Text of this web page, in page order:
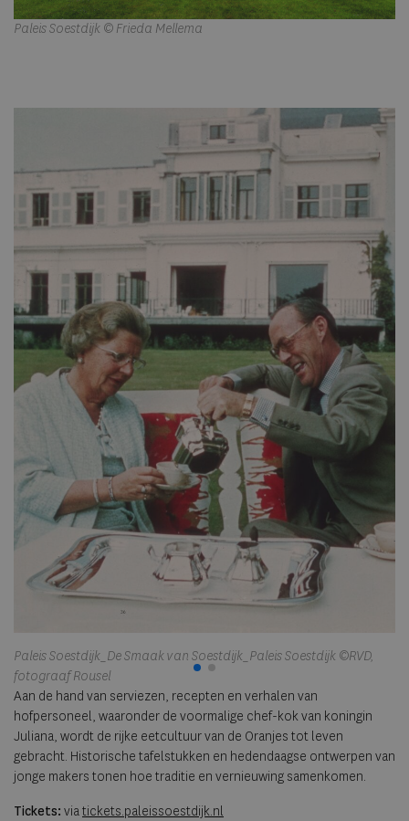
Paleis Soestdijk © Frieda Mellema
Paleis Soestdijk_De Smaak van Soestdijk_Paleis Soestdijk ©RVD,
fotograaf Rousel
Aan de hand van serviezen, recepten en verhalen van
hofpersoneel, waaronder de voormalige chef-kok van koningin
Juliana, wordt de rijke eetcultuur van de Oranjes tot leven
gebracht. Historische tafelstukken en hedendaagse ontwerpen van
jonge makers tonen hoe traditie en vernieuwing samenkomen.
Tickets: viatickets.paleissoestdijk.nl